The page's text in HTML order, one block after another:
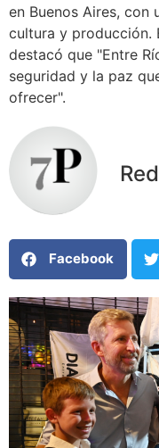
en Buenos Aires, con
cultura y producción.
destacó que "Entre
seguridad y la paz
ofrecer".
Facebook